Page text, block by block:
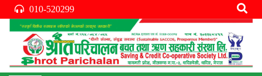
010-520299